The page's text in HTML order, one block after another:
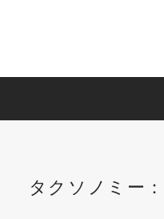
タクソノミー